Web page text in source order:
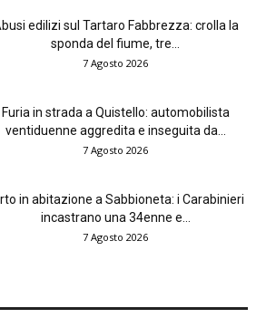
edilizi sul Tartaro Fabbrezza: crolla la
sponda del fiume, tre...
7 Agosto 2026
Furia in strada a Quistello: automobilista
ventiduenne aggredita e inseguita da...
7 Agosto 2026
in abitazione a Sabbioneta: i Carabinieri
incastrano una 34enne e...
7 Agosto 2026